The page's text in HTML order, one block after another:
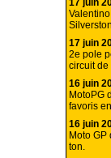
17 juin
17 juin
2e pole
circuit
16 juin
MotoPG
favoris
16 juin
Moto
ton.